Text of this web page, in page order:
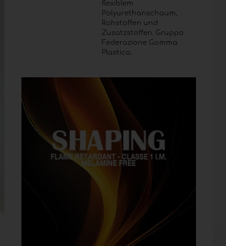
flexiblem
Polyurethanschaum,
Rohstoffen und
Zusatzstoffen. Gruppo
Federazione Gomma
Plastica.